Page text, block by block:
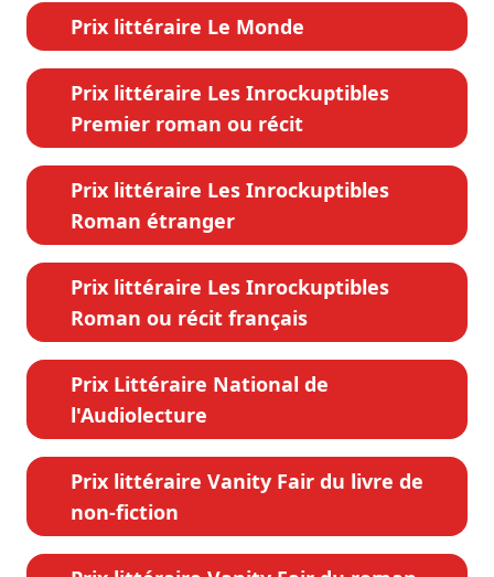
Prix littéraire Le Monde
Prix littéraire Les Inrockuptibles
Premier roman ou récit
Prix littéraire Les Inrockuptibles
Roman étranger
Prix littéraire Les Inrockuptibles
Roman ou récit français
Prix Littéraire National de
l'Audiolecture
Prix littéraire Vanity Fair du livre de
non-fiction